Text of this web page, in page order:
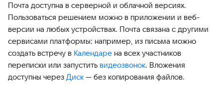
Почта доступна в серверной и облачной версиях.
Пользоваться решением можно в приложении и веб-
версии на любых устройствах. Почта связана с другими
сервисами платформы: например, из письма можно
создать встречу в Календаре на всех участников
переписки или запустить видеозвонок. Вложения
доступны через Диск — без копирования файлов.